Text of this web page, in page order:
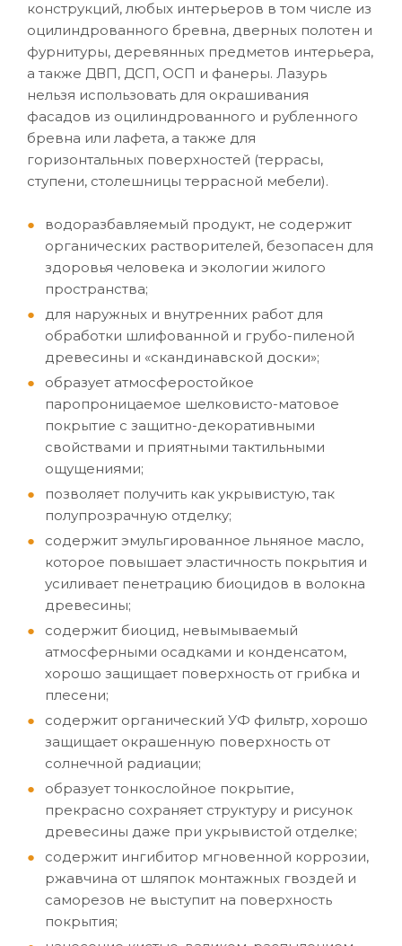
конструкций, любых интерьеров в том числе из
оцилиндрованного бревна, дверных полотен и
фурнитуры, деревянных предметов интерьера,
а также ДВП, ДСП, ОСП и фанеры. Лазурь
нельзя использовать для окрашивания
фасадов из оцилиндрованного и рубленного
бревна или лафета, а также для
горизонтальных поверхностей (террасы,
ступени, столешницы террасной мебели).
водоразбавляемый продукт, не содержит
органических растворителей, безопасен для
здоровья человека и экологии жилого
пространства;
для наружных и внутренних работ для
обработки шлифованной и грубо-пиленой
древесины и «скандинавской доски»;
образует атмосферостойкое
паропроницаемое шелковисто-матовое
покрытие с защитно-декоративными
свойствами и приятными тактильными
ощущениями;
позволяет получить как укрывистую, так
полупрозрачную отделку;
содержит эмульгированное льняное масло,
которое повышает эластичность покрытия и
усиливает пенетрацию биоцидов в волокна
древесины;
содержит биоцид, невымываемый
атмосферными осадками и конденсатом,
хорошо защищает поверхность от грибка и
плесени;
содержит органический УФ фильтр, хорошо
защищает окрашенную поверхность от
солнечной радиации;
образует тонкослойное покрытие,
прекрасно сохраняет структуру и рисунок
древесины даже при укрывистой отделке;
содержит ингибитор мгновенной коррозии,
ржавчина от шляпок монтажных гвоздей и
саморезов не выступит на поверхность
покрытия;